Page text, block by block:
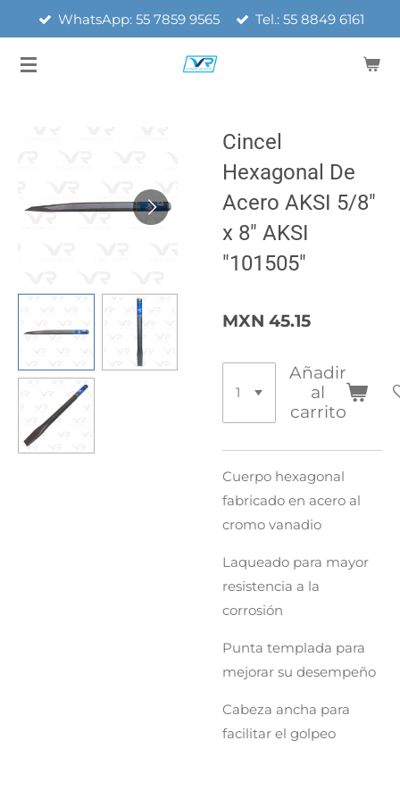
contenido
WhatsApp: 55 7859 9565 Tel.: 55 8849 6161
Cincel
Hexagonal De
Acero AKSI 5/8"
x 8" AKSI
"101505"
MXN 45.15
Añadir
al
carrito
Cuerpo hexagonal
fabricado en acero al
cromo vanadio
Laqueado para mayor
resistencia a la
corrosión
Punta templada para
mejorar su desempeño
Cabeza ancha para
facilitar el golpeo